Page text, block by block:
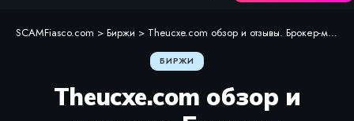
SCAMFiasco.com > Биржи > Theucxe.com обзор и отзывы. Брокер-мошенник?
БИРЖИ
Theucxe.com обзор и